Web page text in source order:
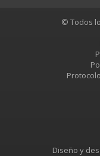
© Todos
Diseño y